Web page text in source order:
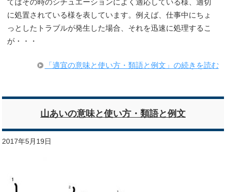
てはその時のシチュエーションによく適応している様、適切
に処置されている様を表しています。例えば、仕事中にちょ
っとしたトラブルが発生した場合、それを迅速に処理するこ
が・・・
「適宜の意味と使い方・類語と例文」の続きを読む
山あいの意味と使い方・類語と例文
2017年5月19日